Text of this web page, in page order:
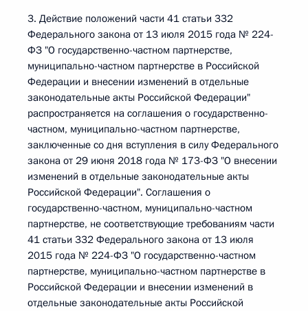
3. Действие положений части 41 статьи 332
Федерального закона от 13 июля 2015 года № 224-
ФЗ "О государственно-частном партнерстве,
муниципально-частном партнерстве в Российской
Федерации и внесении изменений в отдельные
законодательные акты Российской Федерации"
распространяется на соглашения о государственно-
частном, муниципально-частном партнерстве,
заключенные со дня вступления в силу Федерального
закона от 29 июня 2018 года № 173-ФЗ "О внесении
изменений в отдельные законодательные акты
Российской Федерации". Соглашения о
государственно-частном, муниципально-частном
партнерстве, не соответствующие требованиям части
41 статьи 332 Федерального закона от 13 июля
2015 года № 224-ФЗ "О государственно-частном
партнерстве, муниципально-частном партнерстве в
Российской Федерации и внесении изменений в
отдельные законодательные акты Российской